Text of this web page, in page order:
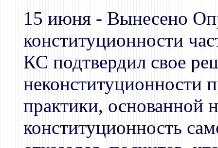
15 июня - Вынесено
конституционности
КС подтвердил свое
неконституционности
практики, основанной
конституционность